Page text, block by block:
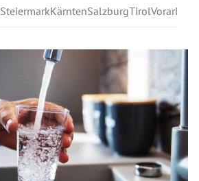
SteiermarkKärntenSalzburgTirolVorarlberg